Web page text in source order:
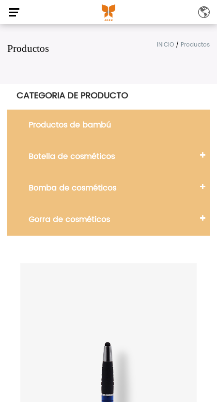
Productos INICIO / Productos
CATEGORIA DE PRODUCTO
Productos de bambú
Botella de cosméticos
Bomba de cosméticos
Gorra de cosméticos